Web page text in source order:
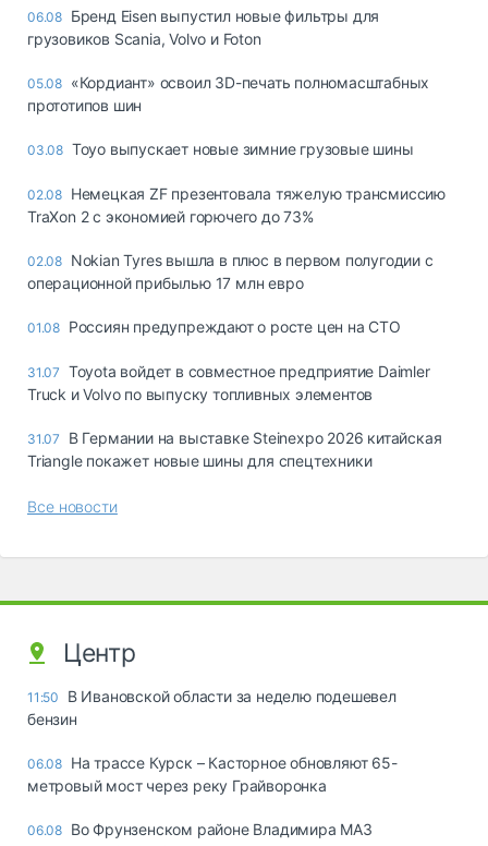
06.08 Бренд Eisen выпустил новые фильтры для
грузовиков Scania, Volvo и Foton
05.08 «Кордиант» освоил 3D-печать полномасштабных
прототипов шин
03.08 Toyo выпускает новые зимние грузовые шины
02.08 Немецкая ZF презентовала тяжелую трансмиссию
TraXon 2 с экономией горючего до 73%
02.08 Nokian Tyres вышла в плюс в первом полугодии с
операционной прибылью 17 млн евро
01.08 Россиян предупреждают о росте цен на СТО
31.07 Toyota войдет в совместное предприятие Daimler
Truck и Volvo по выпуску топливных элементов
31.07
В Германии на выставке Steinexpo 2026 китайская
Triangle покажет новые шины для спецтехники
Все новости
Центр
11:50
В Ивановской области за неделю подешевел
бензин
06.08 На трассе Курск – Касторное обновляют 65-
метровый мост через реку Грайворонка
06.08 Во Фрунзенском районе Владимира МАЗ